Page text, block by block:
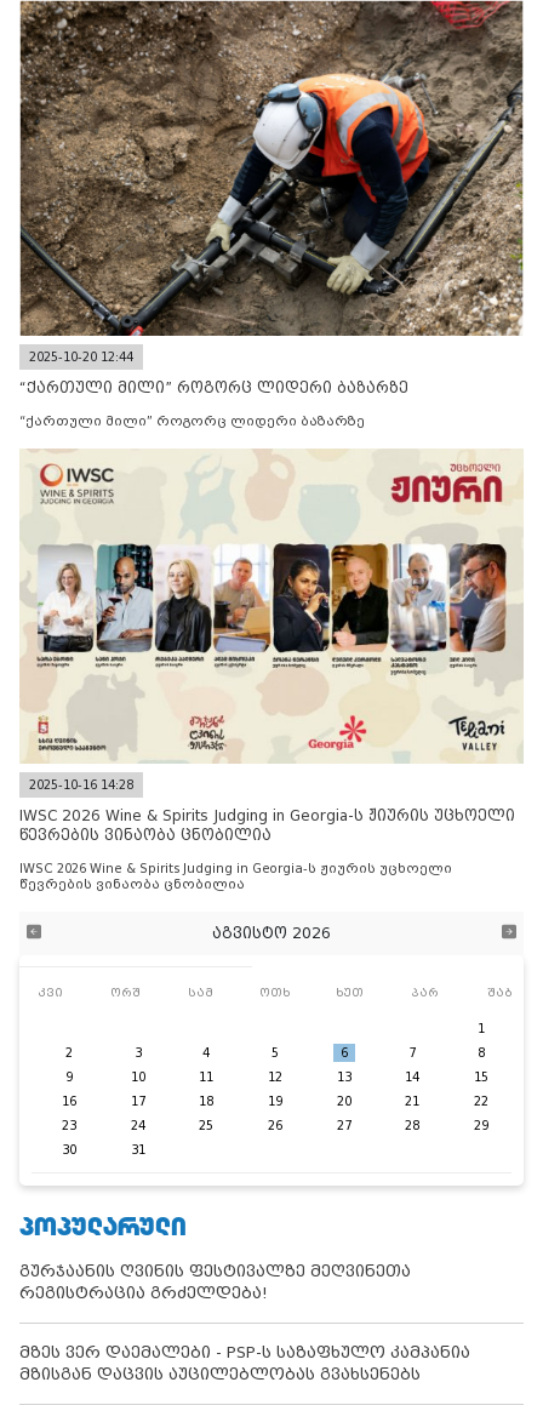
2025-10-20 12:44
“ქართული მილი” როგორც ლიდერი ბაზარზე
“ქართული მილი” როგორც ლიდერი ბაზარზე
2025-10-16 14:28
IWSC 2026 Wine & Spirits Judging in Georgia-ს ჟიურის უცხოელი
წევრების ვინაობა ცნობილია
IWSC 2026 Wine & Spirits Judging in Georgia-ს ჟიურის უცხოელი
წევრების ვინაობა ცნობილია
აგვისტო 2026
კვი ორშ სამ ოთხ ხუთ პარ შაბ
1
2
3 4 5 6 7
8
9
10 11 12 13 14
15
16
17 18 19 20 21
22
23
24 25 26 27 28
29
30
31
ᲞᲝᲞᲣᲚᲐᲠᲣᲚᲘ
გურჯაანის ღვინის ფესტივალზე მეღვინეთა
რეგისტრაცია გრძელდება!
მზეს ვერ დაემალები - PSP-ს საზაფხულო კამპანია
მზისგან დაცვის აუცილებლობას გვახსენებს